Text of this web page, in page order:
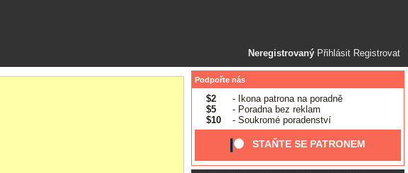
Neregistrovaný Přihlásit Registrovat
Podpořte nás
$2
- Ikona patrona na poradně
$5
- Poradna bez reklam
$10
- Soukromé poradenství
STAŇTE SE PATRONEM